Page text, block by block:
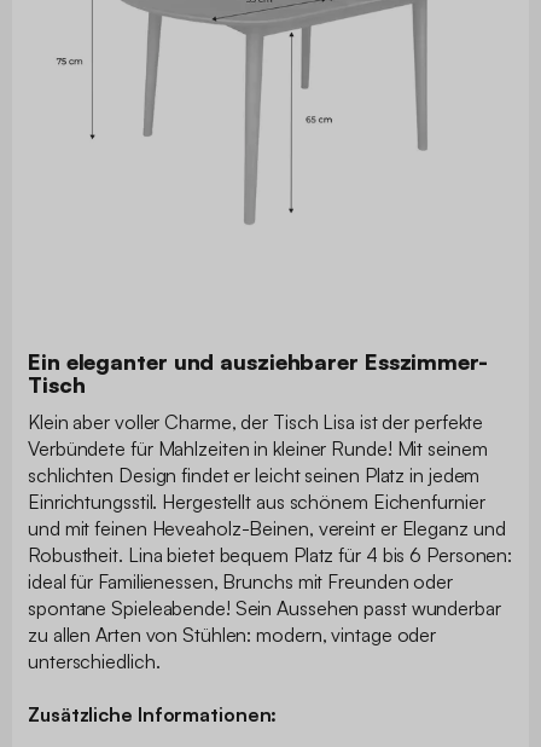
Ein eleganter und ausziehbarer Esszimmer-
Tisch
Klein aber voller Charme, der Tisch Lisa ist der perfekte
Verbündete für Mahlzeiten in kleiner Runde! Mit seinem
schlichten Design findet er leicht seinen Platz in jedem
Einrichtungsstil. Hergestellt aus schönem Eichenfurnier
und mit feinen Heveaholz-Beinen, vereint er Eleganz und
Robustheit. Lina bietet bequem Platz für 4 bis 6 Personen:
ideal für Familienessen, Brunchs mit Freunden oder
spontane Spieleabende! Sein Aussehen passt wunderbar
zu allen Arten von Stühlen: modern, vintage oder
unterschiedlich.
Zusätzliche Informationen: